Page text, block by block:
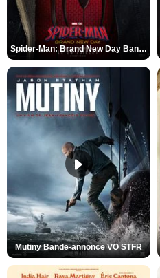
Spider-Man: Brand New Day Bande-annonce VO STFR
Mutiny Bande-annonce VO STFR